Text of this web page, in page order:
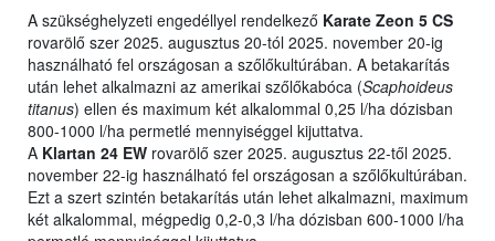
A szükséghelyzeti engedéllyel rendelkező Karate Zeon 5 CS
rovarölő szer 2025. augusztus 20-tól 2025. november 20-ig
használható fel országosan a szőlőkultúrában. A betakarítás
után lehet alkalmazni az amerikai szőlőkabóca (Scaphoideus
titanus) ellen és maximum két alkalommal 0,25 l/ha dózisban
800-1000 l/ha permetlé mennyiséggel kijuttatva.
A Klartan 24 EW rovarölő szer 2025. augusztus 22-től 2025.
november 22-ig használható fel országosan a szőlőkultúrában.
Ezt a szert szintén betakarítás után lehet alkalmazni, maximum
két alkalommal, mégpedig 0,2-0,3 l/ha dózisban 600-1000 l/ha